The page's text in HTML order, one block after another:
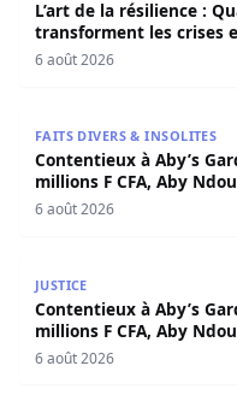
L’art de la résilience :
transforment les crises
6 août 2026
FAITS DIVERS & INSOLITES
Contentieux à Aby’s
millions F CFA, Aby
sociaux
6 août 2026
JUSTICE
Contentieux à Aby’s
millions F CFA, Aby
sociaux
6 août 2026